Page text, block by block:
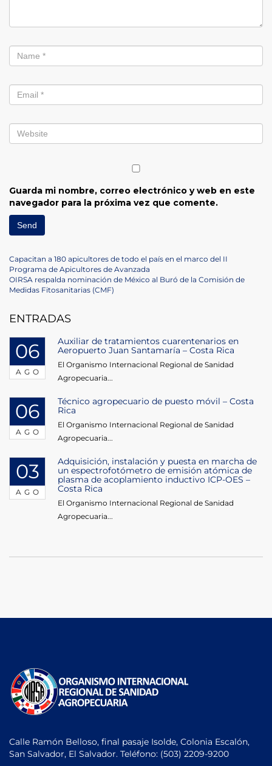
Guarda mi nombre, correo electrónico y web en este
navegador para la próxima vez que comente.
Navegación
de
Previous
Post
Capacitan a 180 apicultores de todo el país en el marco del II
Programa de Apicultores de Avanzada
Next
Post
OIRSA respalda nominación de México al Buró de la Comisión de
Medidas Fitosanitarias (CMF)
ENTRADAS
06
AGO
Auxiliar de tratamientos cuarentenarios en
Aeropuerto Juan Santamaría – Costa Rica
El Organismo Internacional Regional de Sanidad
Agropecuaria...
06
AGO
Técnico agropecuario de puesto móvil – Costa
Rica
El Organismo Internacional Regional de Sanidad
Agropecuaria...
03
AGO
Adquisición, instalación y puesta en marcha de
un espectrofotómetro de emisión atómica de
plasma de acoplamiento inductivo ICP-OES –
Costa Rica
El Organismo Internacional Regional de Sanidad
Agropecuaria...
Calle Ramón Belloso, final pasaje Isolde, Colonia Escalón,
San Salvador, El Salvador. Teléfono: (503) 2209-9200